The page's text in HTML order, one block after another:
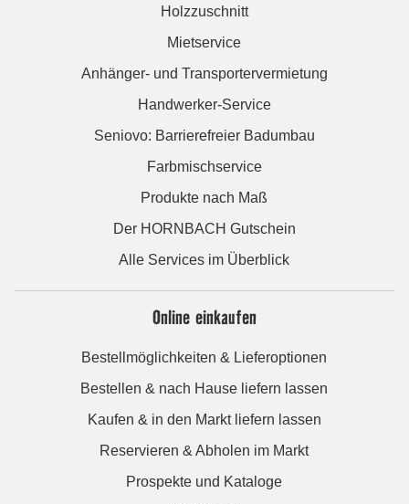
Holzzuschnitt
Mietservice
Anhänger- und Transportervermietung
Handwerker-Service
Seniovo: Barrierefreier Badumbau
Farbmischservice
Produkte nach Maß
Der HORNBACH Gutschein
Alle Services im Überblick
Online einkaufen
Bestellmöglichkeiten & Lieferoptionen
Bestellen & nach Hause liefern lassen
Kaufen & in den Markt liefern lassen
Reservieren & Abholen im Markt
Prospekte und Kataloge